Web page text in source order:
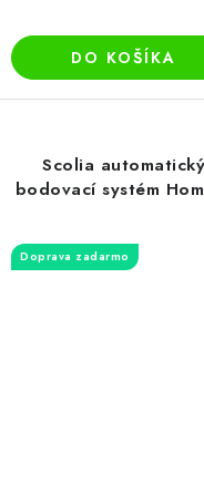
DO KOŠÍKA
Scolia automatický
bodovací systém
Doprava zadarmo